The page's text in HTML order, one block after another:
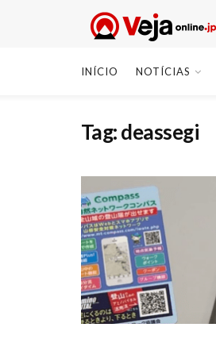
INÍCIO NOTÍCIAS
Tag:deassegi